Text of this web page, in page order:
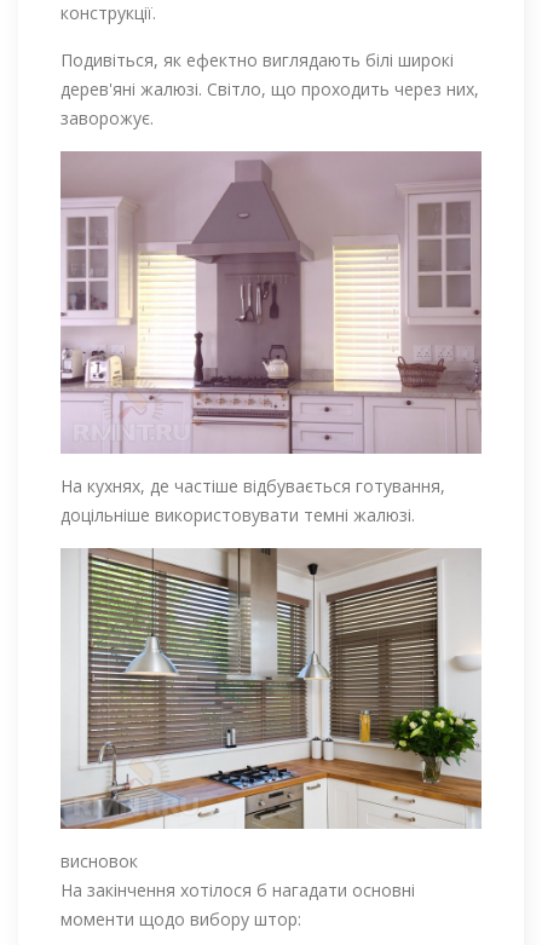
конструкції.
Подивіться, як ефектно виглядають білі широкі
дерев'яні жалюзі. Світло, що проходить через них,
заворожує.
На кухнях, де частіше відбувається готування,
доцільніше використовувати темні жалюзі.
висновок
На закінчення хотілося б нагадати основні
моменти щодо вибору штор: